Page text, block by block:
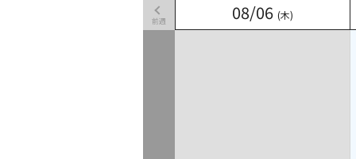
08/06 (木)
前週 08/06 (木)